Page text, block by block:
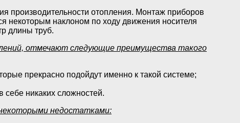
производительности отопления. Монтаж приборов
некоторым наклоном по ходу движения носителя
длины труб.
отмечают следующие преимущества такого
прекрасно подойдут именно к такой системе;
себе никаких сложностей.
недостатками: